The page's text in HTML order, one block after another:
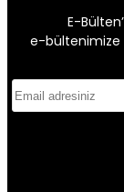
E-
e-bültenimize